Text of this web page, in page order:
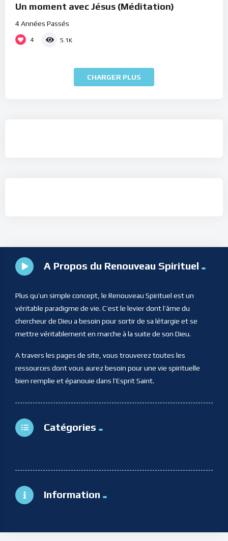
Un moment avec Jésus (Méditation)
4 Années Passés
4 5.1K
CHARGER PLUS
A Propos du Renouveau Spirituel
Plus qu’un simple concept, le Renouveau Spirituel est un
véritable paradigme de vie. C’est le levier dont l’âme du
chercheur de Dieu a besoin pour sortir de sa létargie et se
mettre véritablement en marche à la suite de son Dieu.
A travers les pages de site, vous trouverez toutes les
ressources dont vous aurez besoin pour une vie spirituelle
bien remplie et épanouie dans l’Esprit Saint.
Catégories
Information